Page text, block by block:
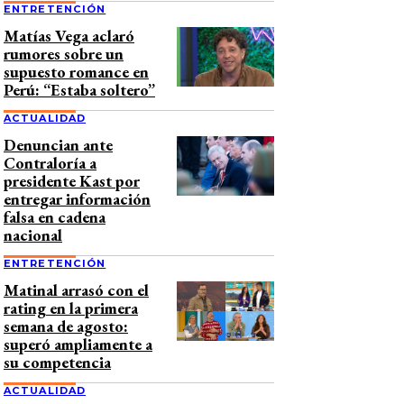
ENTRETENCIÓN
Matías Vega aclaró
rumores sobre un
supuesto romance en
Perú: “Estaba soltero”
ACTUALIDAD
Denuncian ante
Contraloría a
presidente Kast por
entregar información
falsa en cadena
nacional
ENTRETENCIÓN
Matinal arrasó con el
rating en la primera
semana de agosto:
superó ampliamente a
su competencia
ACTUALIDAD